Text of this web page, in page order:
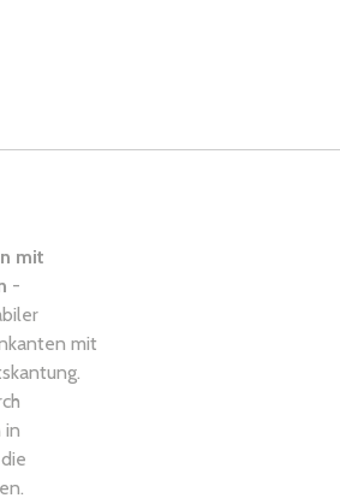
mit
-
mit
in